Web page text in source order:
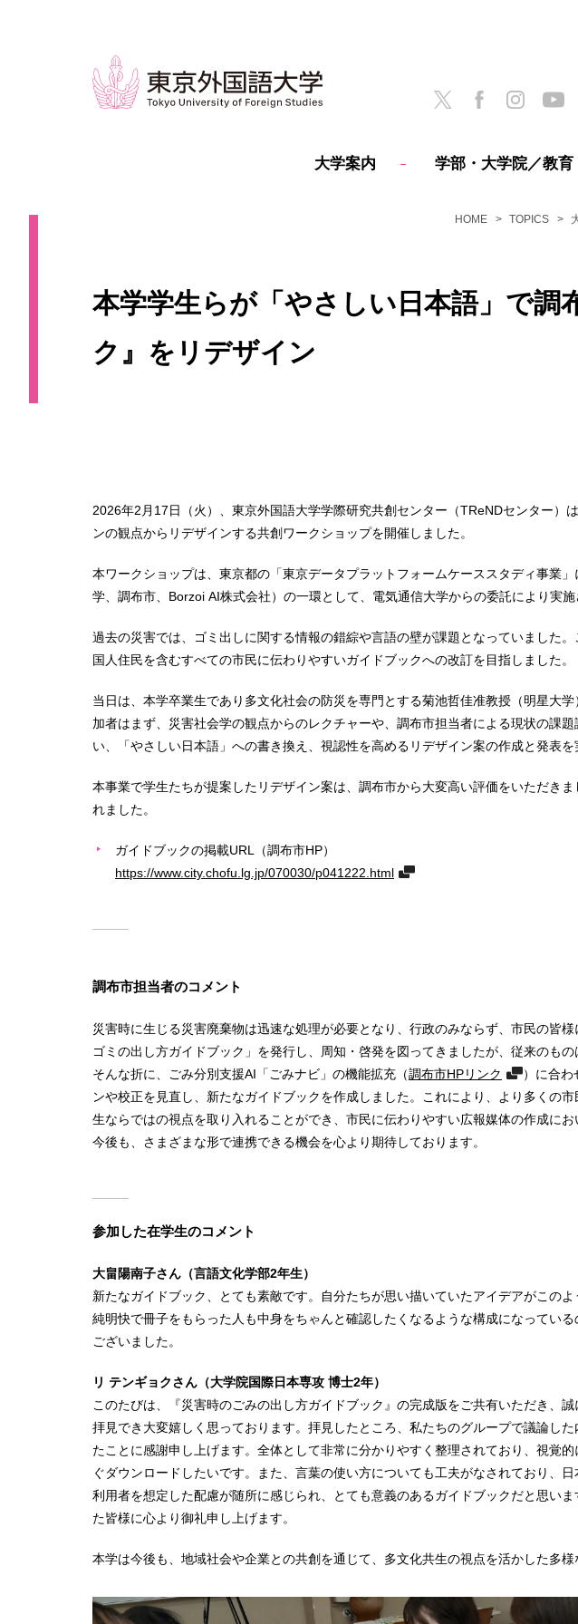
大学案内 学部・大学院／教育
HOME TOPICS
本学学生らが「やさしい日本語」で
ク』をリデザイン
2026年2月17日（火）、東京外国語大学学際研究共創センター（TReNDセンター
ンの観点からリデザインする共創ワークショップを開催しました。
本ワークショップは、東京都の「東京データプラットフォームケーススタディ事業
学、調布市、Borzoi AI株式会社）の一環として、電気通信大学からの委託により実施
過去の災害では、ゴミ出しに関する情報の錯綜や言語の壁が課題となっていました
国人住民を含むすべての市民に伝わりやすいガイドブックへの改訂を目指しました。
当日は、本学卒業生であり多文化社会の防災を専門とする菊池哲佳准教授（明星大
加者はまず、災害社会学の観点からのレクチャーや、調布市担当者による現状の課
い、「やさしい日本語」への書き換え、視認性を高めるリデザイン案の作成と発表を
本事業で学生たちが提案したリデザイン案は、調布市から大変高い評価をいただき
れました。
ガイドブックの掲載URL（調布市HP）
https://www.city.chofu.lg.jp/070030/p041222.html
調布市担当者のコメント
災害時に生じる災害廃棄物は迅速な処理が必要となり、行政のみならず、市民の皆
ゴミの出し方ガイドブック」を発行し、周知・啓発を図ってきましたが、従来のも
そんな折に、ごみ分別支援AI「ごみナビ」の機能拡充（調布市HPリンク
）に合
ンや校正を見直し、新たなガイドブックを作成しました。これにより、より多くの
生ならではの視点を取り入れることができ、市民に伝わりやすい広報媒体の作成にお
今後も、さまざまな形で連携できる機会を心より期待しております。
参加した在学生のコメント
大畠陽南子さん（言語文化学部2年生）
新たなガイドブック、とても素敵です。自分たちが思い描いていたアイデアがこの
純明快で冊子をもらった人も中身をちゃんと確認したくなるような構成になってい
ございました。
リ テンギョクさん（大学院国際日本専攻 博士2年）
このたびは、『災害時のごみの出し方ガイドブック』の完成版をご共有いただき、
拝見でき大変嬉しく思っております。拝見したところ、私たちのグループで議論し
たことに感謝申し上げます。全体として非常に分かりやすく整理されており、視覚
ぐダウンロードしたいです。また、言葉の使い方についても工夫がなされており、
利用者を想定した配慮が随所に感じられ、とても意義のあるガイドブックだと思い
た皆様に心より御礼申し上げます。
本学は今後も、地域社会や企業との共創を通じて、多文化共生の視点を活かした多様